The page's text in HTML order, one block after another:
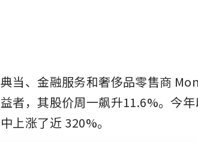
典当、金融服务和奢侈品零售商
益者，其股价周一飙升11.6%。今
中上涨了近 320%。